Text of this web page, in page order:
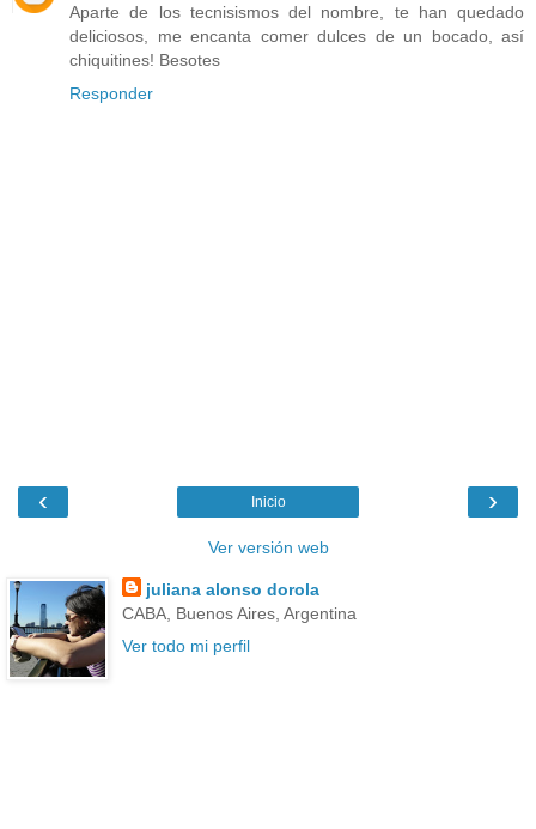
Aparte de los tecnisismos del nombre, te han quedado
deliciosos, me encanta comer dulces de un bocado, así
chiquitines! Besotes
Responder
‹ ›
Inicio
Ver versión web
juliana alonso dorola
CABA, Buenos Aires, Argentina
Ver todo mi perfil